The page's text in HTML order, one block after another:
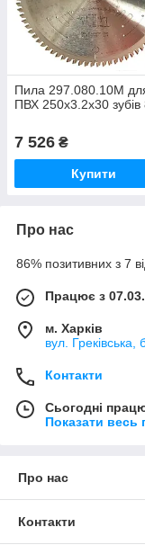
Пила 297.080.10M
ПВХ 250x3.2x30 зубів
7 526 ₴
Купити
Про нас
86% позитивних з 7
Працює з
м. Харків
вул. Греківська,
Контакти
Сьогодні
Показати весь
Про нас
Контакти